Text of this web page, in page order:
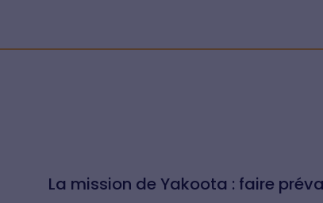
La mission de Yakoota : faire